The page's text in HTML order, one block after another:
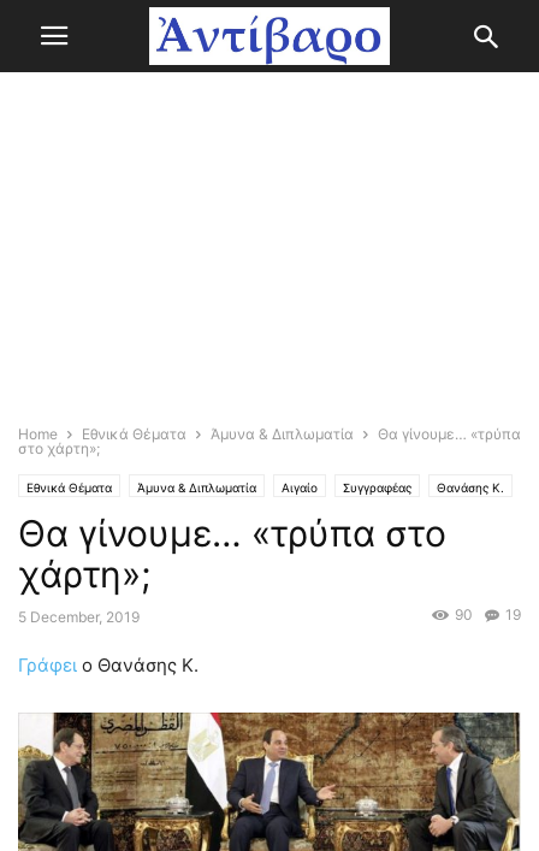
Home Εθνικά Θέματα Άμυνα & Διπλωματία
Θα γίνουμε… «τρύπα
στο χάρτη»;
Εθνικά Θέματα Άμυνα & Διπλωματία Αιγαίο Συγγραφέας Θανάσης Κ.
Θα γίνουμε… «τρύπα στο
χάρτη»;
5 December, 2019 19
90
Γράφει ο Θανάσης Κ.